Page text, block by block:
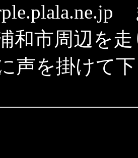
和市周辺を
声を掛けて